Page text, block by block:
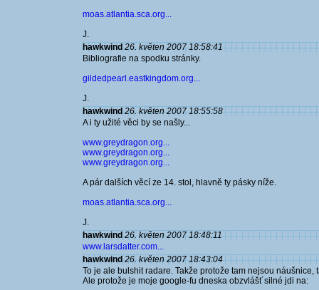
moas.atlantia.sca.org...
J.
hawkwind 26. květen 2007 18:58:41
Bibliografie na spodku stránky.
gildedpearl.eastkingdom.org...
J.
hawkwind 26. květen 2007 18:55:58
A i ty užité věci by se našly...
www.greydragon.org...
www.greydragon.org...
www.greydragon.org...
A pár dalších věcí ze 14. stol, hlavně ty pásky níže.
moas.atlantia.sca.org...
J.
hawkwind 26. květen 2007 18:48:11
www.larsdatter.com...
hawkwind 26. květen 2007 18:43:04
To je ale bulshit radare. Takže protože tam nejsou náušnice,
Ale protože je moje google-fu dneska obzvlášt´silné jdi na: